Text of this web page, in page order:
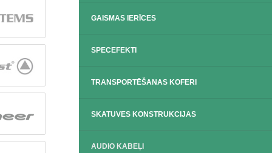
GAISMAS IERĪCES
SPECEFEKTI
TRANSPORTĒŠANAS KOFERI
SKATUVES KONSTRUKCIJAS
AUDIO KABEĻI